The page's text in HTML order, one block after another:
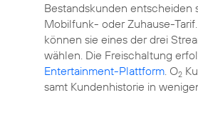
Bestandskunden entscheiden
Mobilfunk- oder Zuhause-
können sie eines der drei
wählen. Die Freischaltung
Entertainment-Plattform. O2
samt Kundenhistorie in